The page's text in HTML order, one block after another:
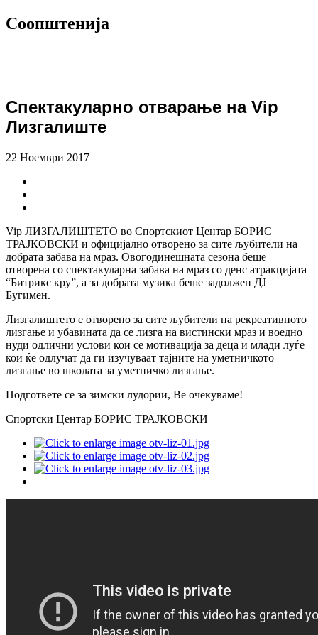
Соопштенија
Спектакуларно отварање на Vip
Лизгалиште
22 Ноември 2017
Vip ЛИЗГАЛИШТЕТО во Спортскиот Центар БОРИС
ТРАЈКОВСКИ и официјално отворено за сите љубители на
добрата забава на мраз. Овогодинешната сезона беше
отворена со спектакуларна забава на мраз со денс атракцијата
“Битрикс кру”, а за добрата музика беше задолжен ДЈ
Бугимен.
Лизгалиштето е отворено за сите љубители на рекреативното
лизгање и убавината да се лизга на вистински мраз и воедно
нуди одлични услови кои се мотивација за деца и млади луѓе
кои ќе одлучат да ги изучуваат тајните на уметничкото
лизгање во школата за уметничко лизгање.
Подгответе се за зимски лудории, Ве очекуваме!
Спортски Центар БОРИС ТРАЈКОВСКИ